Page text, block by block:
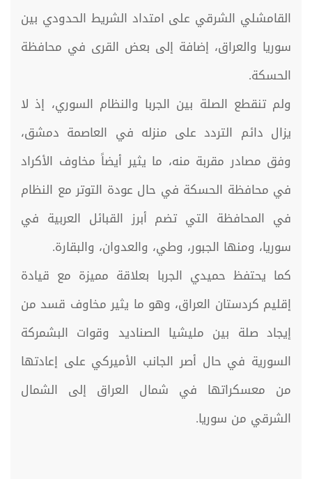
القامشلي الشرقي على امتداد الشريط الحدودي بين
سوريا والعراق، إضافة إلى بعض القرى في محافظة
الحسكة.
ولم تنقطع الصلة بين الجربا والنظام السوري، إذ لا
يزال دائم التردد على منزله في العاصمة دمشق،
وفق مصادر مقربة منه، ما يثير أيضاً مخاوف الأكراد
في محافظة الحسكة في حال عودة التوتر مع النظام
في المحافظة التي تضم أبرز القبائل العربية في
سوريا، ومنها الجبور، وطي، والعدوان، والبقارة.
كما يحتفظ حميدي الجربا بعلاقة مميزة مع قيادة
إقليم كردستان العراق، وهو ما يثير مخاوف قسد من
إيجاد صلة بين مليشيا الصناديد وقوات البشمركة
السورية في حال أصر الجانب الأميركي على إعادتها
من معسكراتها في شمال العراق إلى الشمال
الشرقي من سوريا.